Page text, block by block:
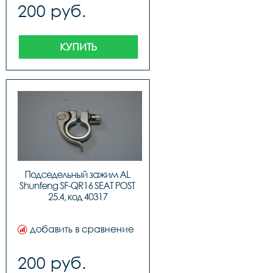
200 руб.
КУПИТЬ
Подседельный зажим AL
Shunfeng SF-QR16 SEAT POST
25.4, код 40317
добавить в сравнение
200 руб.